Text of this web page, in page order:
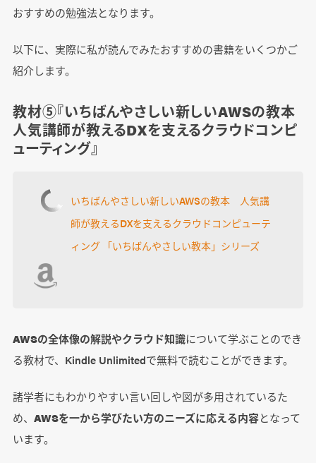
おすすめの勉強法となります。
以下に、実際に私が読んでみたおすすめの書籍をいくつかご
紹介します。
教材⑤『いちばんやさしい新しいAWSの教本
人気講師が教えるDXを支えるクラウドコンピ
ューティング』
いちばんやさしい新しいAWSの教本 人気講
師が教えるDXを支えるクラウドコンピューテ
ィング 「いちばんやさしい教本」シリーズ
AWSの全体像の解説やクラウド知識について学ぶことのでき
る教材で、Kindle Unlimitedで無料で読むことができます。
諸学者にもわかりやすい言い回しや図が多用されているた
め、 AWSを一から学びたい方のニーズに応える内容となって
います。